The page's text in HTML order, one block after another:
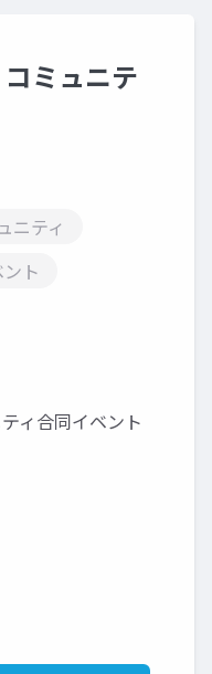
ミュニテ
ニティ
ト
ィ合同イベント